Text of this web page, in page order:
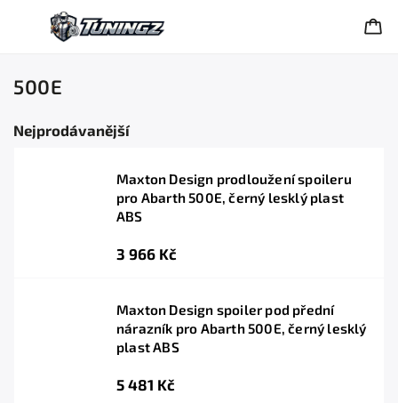
500E
Nejprodávanější
Maxton Design prodloužení spoileru
pro Abarth 500E, černý lesklý plast
ABS
3 966 Kč
Maxton Design spoiler pod přední
nárazník pro Abarth 500E, černý lesklý
plast ABS
5 481 Kč